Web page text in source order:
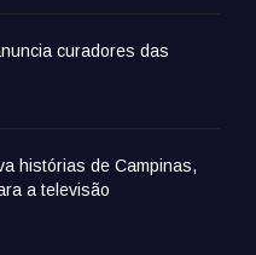
curadores das
histórias de Campinas,
a televisão